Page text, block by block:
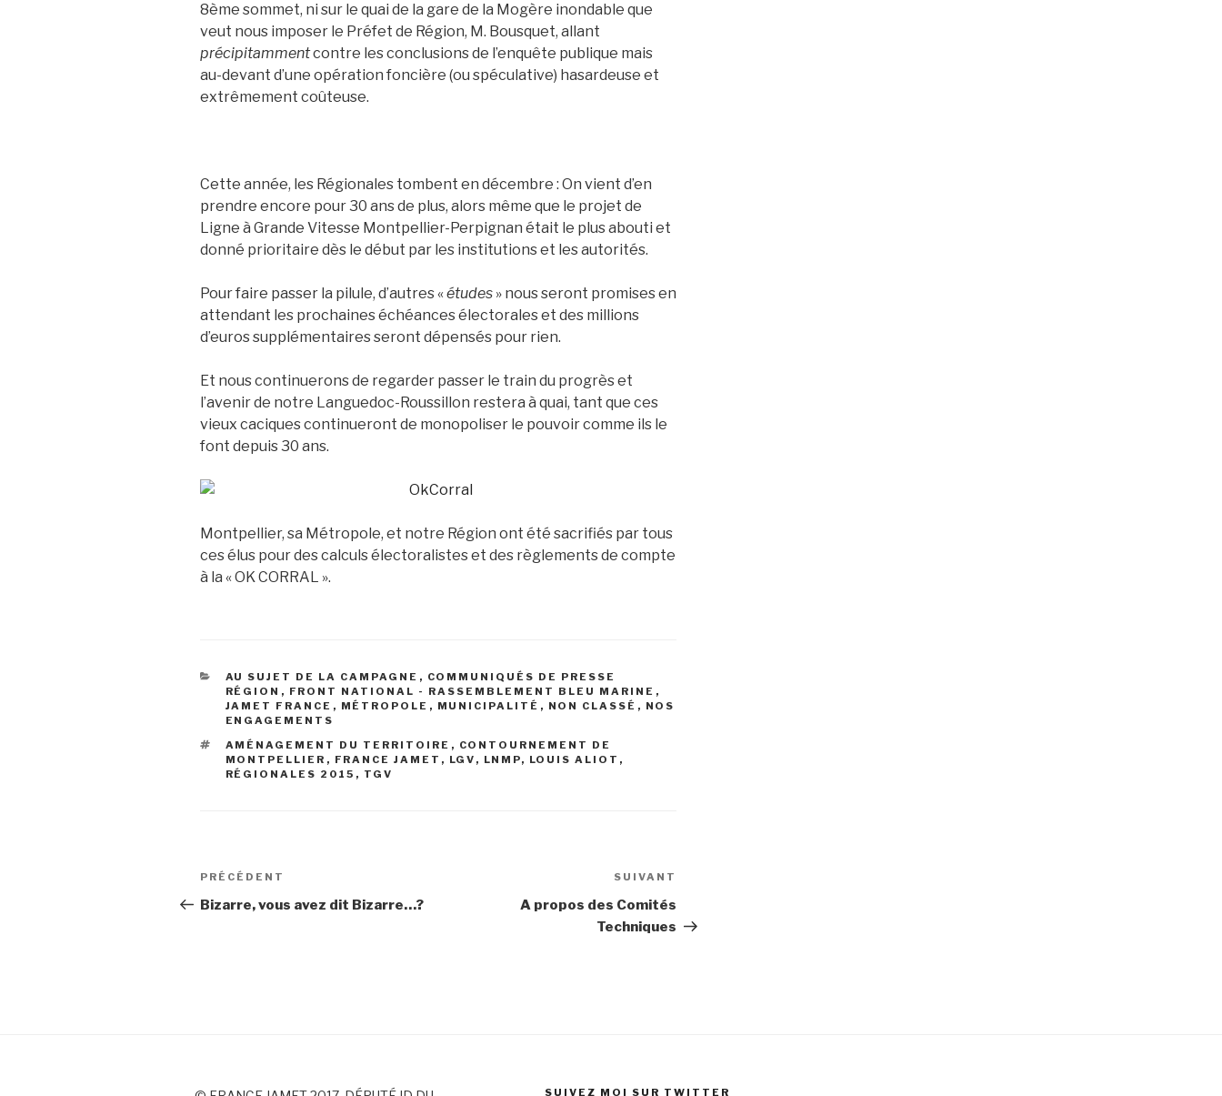
8ème sommet, ni sur le quai de la gare de la Mogère inondable que
veut nous imposer le Préfet de Région, M. Bousquet, allant
précipitammentcontre les conclusions de l’enquête publique mais
au-devant d’une opération foncière (ou spéculative) hasardeuse et
extrêmement coûteuse.
Cette année, les Régionales tombent en décembre : On vient d’en
prendre encore pour 30 ans de plus, alors même que le projet de
Ligne à Grande Vitesse Montpellier-Perpignan était le plus abouti et
donné prioritaire dès le début par les institutions et les autorités.
Pour faire passer la pilule, d’autres «études » nous seront promises en
attendant les prochaines échéances électorales et des millions
d’euros supplémentaires seront dépensés pour rien.
Et nous continuerons de regarder passer le train du progrès et
l’avenir de notre Languedoc-Roussillon restera à quai, tant que ces
vieux caciques continueront de monopoliser le pouvoir comme ils le
font depuis 30 ans.
Montpellier, sa Métropole, et notre Région ont été sacrifiés par tous
ces élus pour des calculs électoralistes et des règlements de compte
à la « OK CORRAL ».
CATÉGORIES
AU SUJET DE LA CAMPAGNE , COMMUNIQUÉS DE PRESSE
RÉGION , FRONT NATIONAL - RASSEMBLEMENT BLEU MARINE ,
JAMET FRANCE , MÉTROPOLE , MUNICIPALITÉ , NON CLASSÉ , NOS
ENGAGEMENTS
ÉTIQUETTES
AMÉNAGEMENT DU TERRITOIRE , CONTOURNEMENT DE
MONTPELLIER , FRANCE JAMET , LGV , LNMP, LOUIS ALIOT ,
RÉGIONALES 2015 , TGV
Navigation
de
Article
précédent
PRÉCÉDENT
Bizarre, vous avez dit Bizarre…?
SUIVANT
A propos des Comités
Techniques
SUIVEZ MOI SUR TWITTER